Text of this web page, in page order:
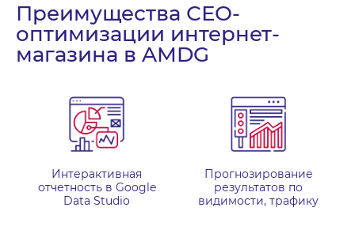
Преимущества СЕО-
оптимизации интернет-
магазина в AMDG
Интерактивная
отчетность в Google
Data Studio
Прогнозирование
результатов по
видимости, трафику